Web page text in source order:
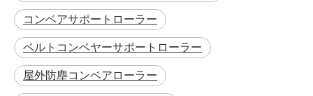
コンベアサポートローラー
ベルトコンベヤーサポートローラー
屋外防塵コンベアローラー